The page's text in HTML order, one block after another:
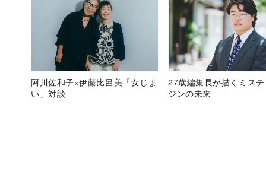
阿川佐和子×伊藤比呂美「女じま
い」対談
27歳編集長が描くミス
ジンの未来